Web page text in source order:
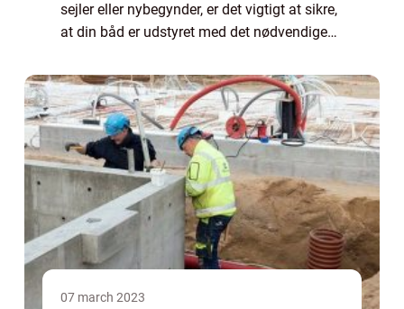
sejler eller nybegynder, er det vigtigt at sikre,
at din båd er udstyret med det nødvendige
kvalitet og funktionalitet afgøren...
07 march 2023